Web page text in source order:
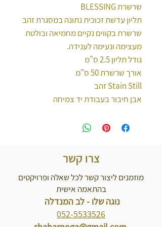
שרשרת BLESSING
תליון עדשת זכוכית נתונה במסגרת זהב
שרשרת בקווים נקיים מחמיאה ובולטת
מעצימה ונעימה לענידה.
גודל תליון 2.5 ס"מ
אורך שרשרת 50 ס"מ
Stain Still זהב
אבן חיבור בעבודת יד צמיחה
צרו קשר
מוזמנים ליצור קשר לכל שאלה ופרויקטים
בהתאמה אישית
נוגה שלו - לב המנדלה
052-5533526